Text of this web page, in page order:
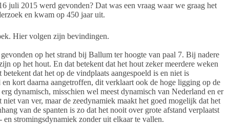
juli 2015 werd gevonden? Dat was een vraag waar we graag het
en kwam op 450 jaar uit.
Hier volgen zijn bevindingen.
op het strand bij Ballum ter hoogte van paal 7. Bij nadere
op het hout. En dat betekent dat het hout zeker meerdere weken
dat het op de vindplaats aangespoeld is en niet is
kort daarna aangetroffen, dit verklaart ook de hoge ligging op de
dynamisch, misschien wel meest dynamisch van Nederland en er
van ver, maar de zeedynamiek maakt het goed mogelijk dat het
van de spanten is zo dat het nooit over grote afstand verplaatst
stromingsdynamiek zonder uit elkaar te vallen.